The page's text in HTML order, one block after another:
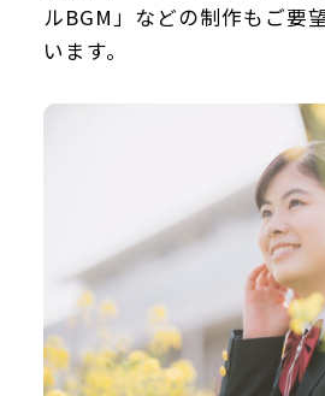
ルBGM」などの制作もご要
います。